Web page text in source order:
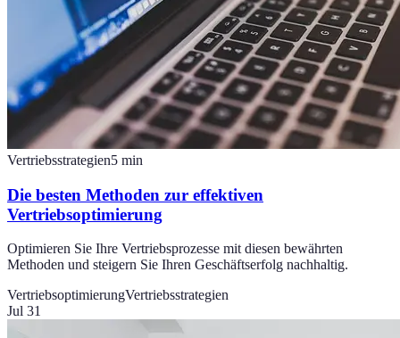
Vertriebsstrategien5 min
Die besten Methoden zur effektiven
Vertriebsoptimierung
Optimieren Sie Ihre Vertriebsprozesse mit diesen bewährten
Methoden und steigern Sie Ihren Geschäftserfolg nachhaltig.
VertriebsoptimierungVertriebsstrategien
Jul 31